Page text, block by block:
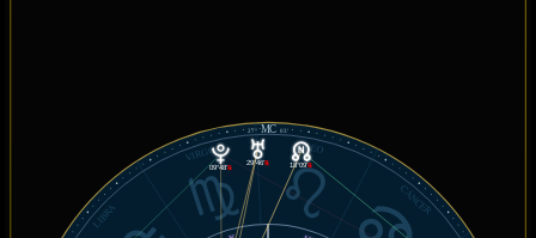
27° MC 03'
CÁNCER
LEO
VIRGO
LIBRA
29°46'℞
09°48'℞ 18°09'℞